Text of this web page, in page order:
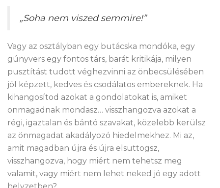
„Soha nem viszed semmire!”
Vagy az osztályban egy butácska mondóka, egy
gúnyvers egy fontos társ, barát kritikája, milyen
pusztítást tudott véghezvinni az önbecsülésében
jól képzett, kedves és csodálatos embereknek. Ha
kihangosítod azokat a gondolatokat is, amiket
önmagadnak mondasz… visszhangozva azokat a
régi, igaztalan és bántó szavakat, közelebb kerülsz
az önmagadat akadályozó hiedelmekhez. Mi az,
amit magadban újra és újra elsuttogsz,
visszhangozva, hogy miért nem tehetsz meg
valamit, vagy miért nem lehet neked jó egy adott